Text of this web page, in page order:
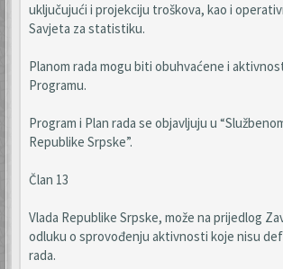
uključujući i projekciju troškova, kao i
Savjeta za statistiku.
Planom rada mogu biti obuhvaćene i
Programu.
Program i Plan rada se objavljuju u
Republike Srpske”.
Član 13
Vlada Republike Srpske, može na prijedlog
odluku o sprovođenju aktivnosti koje nisu
rada.